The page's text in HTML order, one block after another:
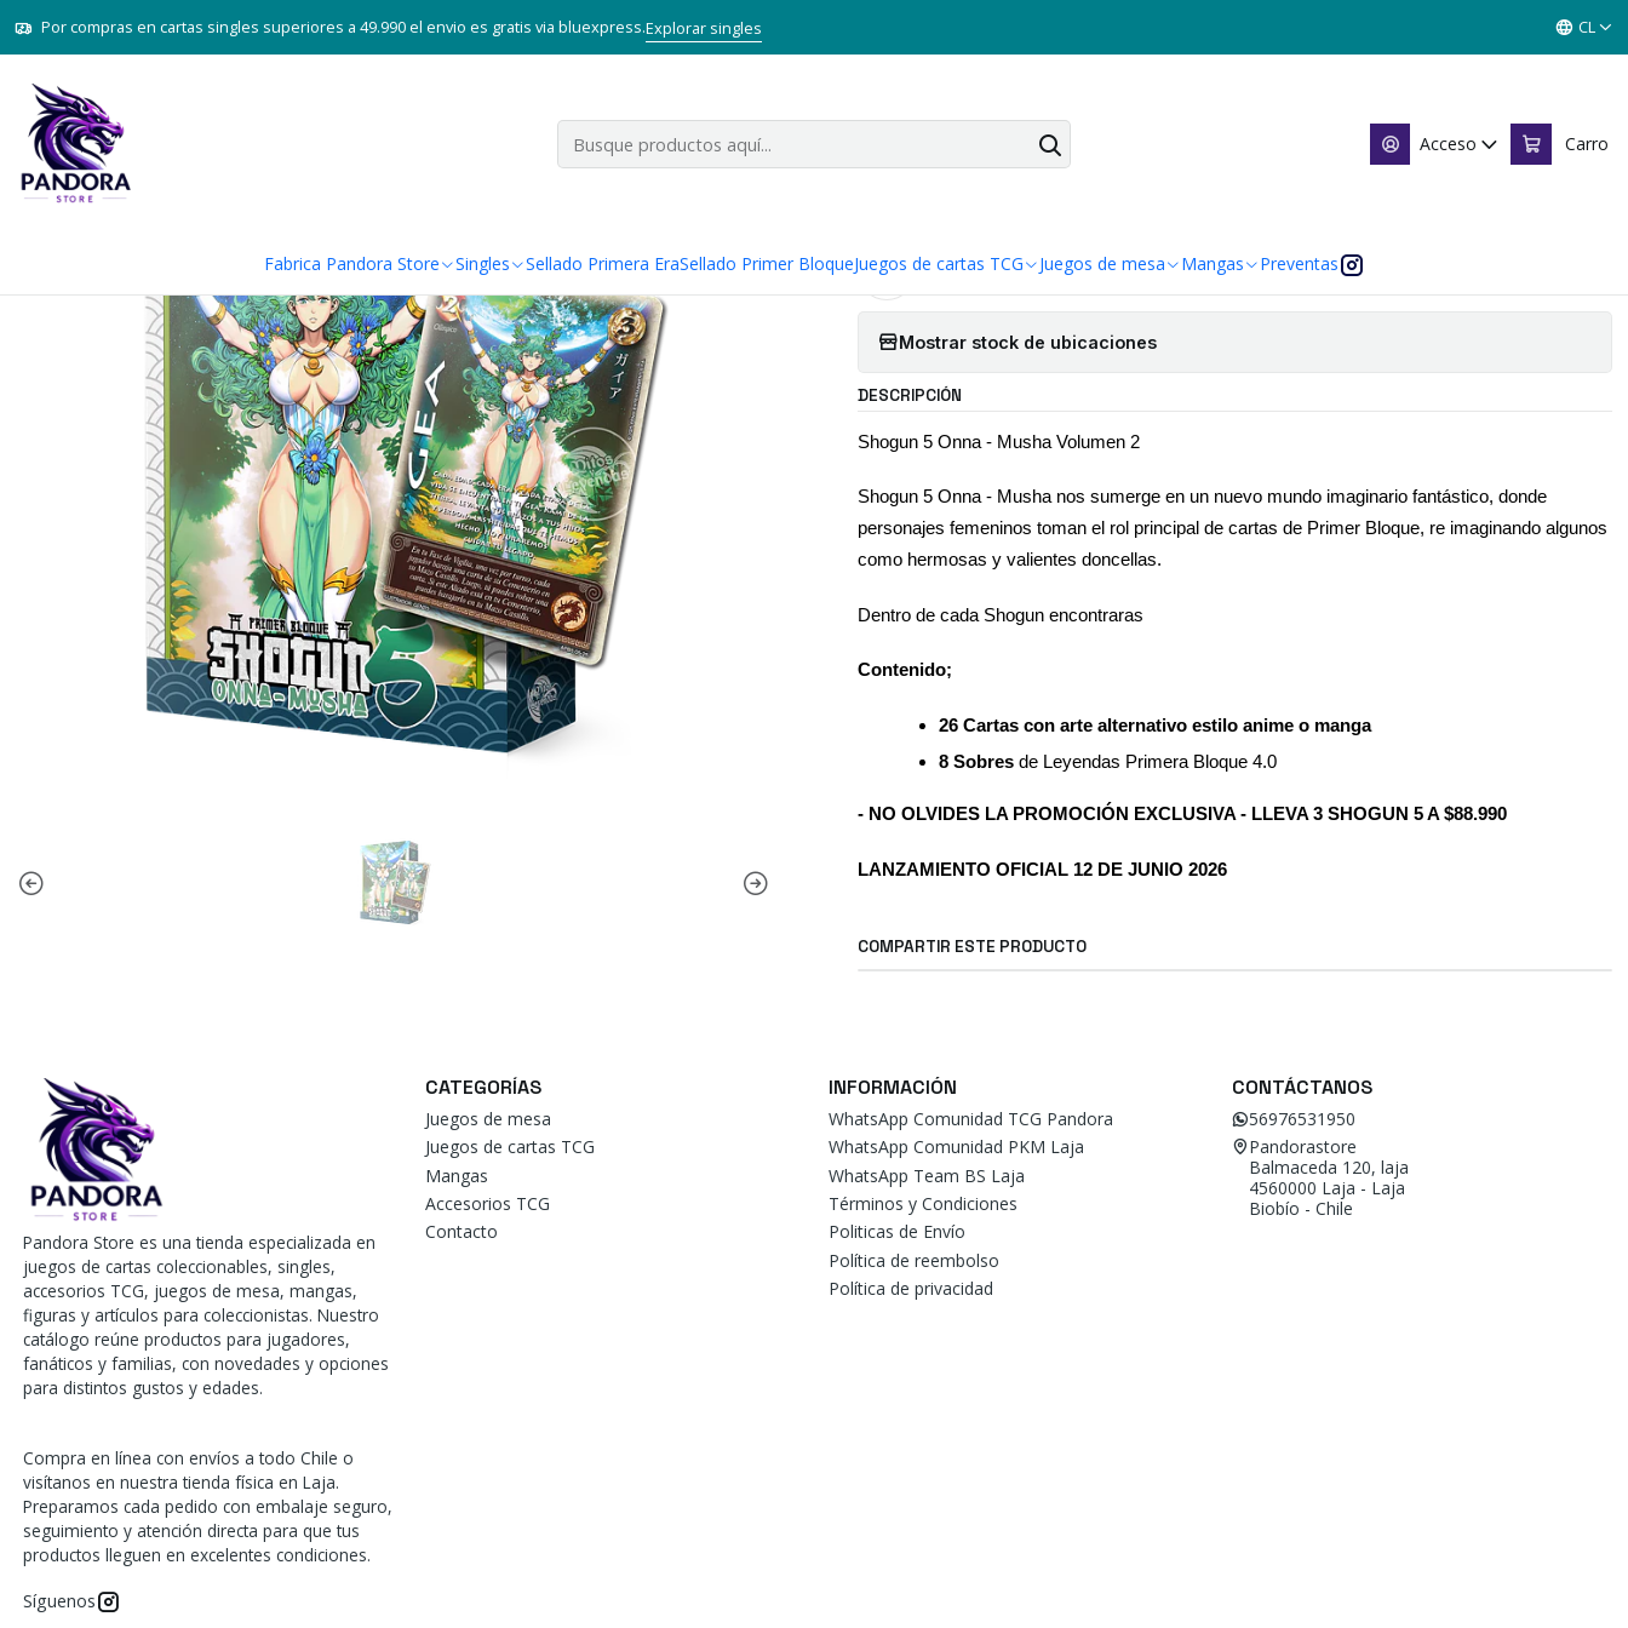
Acceso Carro
Fabrica Pandora Store Singles Sellado Primera EraSellado Primer BloqueJuegos de cartas TCG Juegos de mesa Mangas Preventas
Por compras en cartas singles superiores a 49.990 el envio es gratis via bluexpress.Explorar singles CL
Inicio Juegos de cartas TCG Mitos y Leyendas TCG Sellado Primer Bloque SHOGUN VOL 5
PREVENTA SHOGUN 5 ONNA MUSHA
VOLUMEN 2 - PRIMER BLOQUE + 1 BUY A
Agregar a la lista de favoritos
Mostrar stock de ubicaciones
DESCRIPCIÓN
Shogun 5 Onna - Musha Volumen 2
Shogun 5 Onna - Musha nos sumerge en un nuevo mundo imaginario fantástico, donde
personajes femeninos toman el rol principal de cartas de Primer Bloque, re imaginando algunos
como hermosas y valientes doncellas.
Dentro de cada Shogun encontraras
Contenido;
26 Cartas con arte alternativo estilo anime o manga
8 Sobres de Leyendas Primera Bloque 4.0
- NO OLVIDES LA PROMOCIÓN EXCLUSIVA - LLEVA 3 SHOGUN 5 A $88.990
LANZAMIENTO OFICIAL 12 DE JUNIO 2026
COMPARTIR ESTE PRODUCTO
Pandora Store es una tienda especializada en
juegos de cartas coleccionables, singles,
accesorios TCG, juegos de mesa, mangas,
figuras y artículos para coleccionistas. Nuestro
catálogo reúne productos para jugadores,
fanáticos y familias, con novedades y opciones
para distintos gustos y edades.
Compra en línea con envíos a todo Chile o
visítanos en nuestra tienda física en Laja.
Preparamos cada pedido con embalaje seguro,
seguimiento y atención directa para que tus
productos lleguen en excelentes condiciones.
Síguenos
CATEGORÍAS
Juegos de mesa
Juegos de cartas TCG
Mangas
Accesorios TCG
Contacto
INFORMACIÓN
WhatsApp Comunidad TCG Pandora
WhatsApp Comunidad PKM Laja
WhatsApp Team BS Laja
Términos y Condiciones
Politicas de Envío
Política de reembolso
Política de privacidad
CONTÁCTANOS
56976531950
Pandorastore
Balmaceda 120, laja
4560000 Laja - Laja
Biobío - Chile